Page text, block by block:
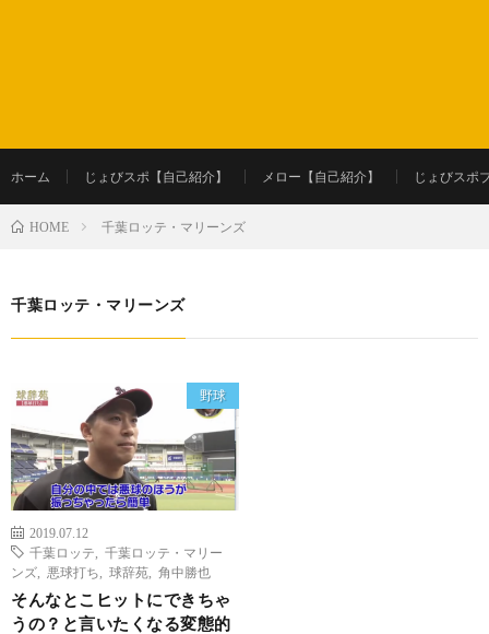
ホーム じょびスポ【自己紹介】 メロー【自己紹介】 じょびスポ
HOME 千葉ロッテ・マリーンズ
千葉ロッテ・マリーンズ
野球
2019.07.12
千葉ロッテ
千葉ロッテ・マリー
ンズ
悪球打ち 球辞苑 角中勝也
そんなとこヒットにできちゃ
うの？と言いたくなる変態的